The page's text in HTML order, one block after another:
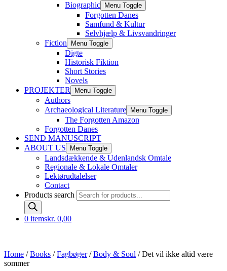
Biographic
Menu Toggle
Forgotten Danes
Samfund & Kultur
Selvhjælp & Livsvandringer
Fiction
Menu Toggle
Digte
Historisk Fiktion
Short Stories
Novels
PROJEKTER
Menu Toggle
Authors
Archaeological Literature
Menu Toggle
The Forgotten Amazon
Forgotten Danes
SEND MANUSCRIPT
ABOUT US
Menu Toggle
Landsdækkende & Udenlandsk Omtale
Regionale & Lokale Omtaler
Lektørudtalelser
Contact
Products search
0 itemskr. 0,00
Home /Books /Fagbøger/Body & Soul / Det vil ikke altid være
sommer